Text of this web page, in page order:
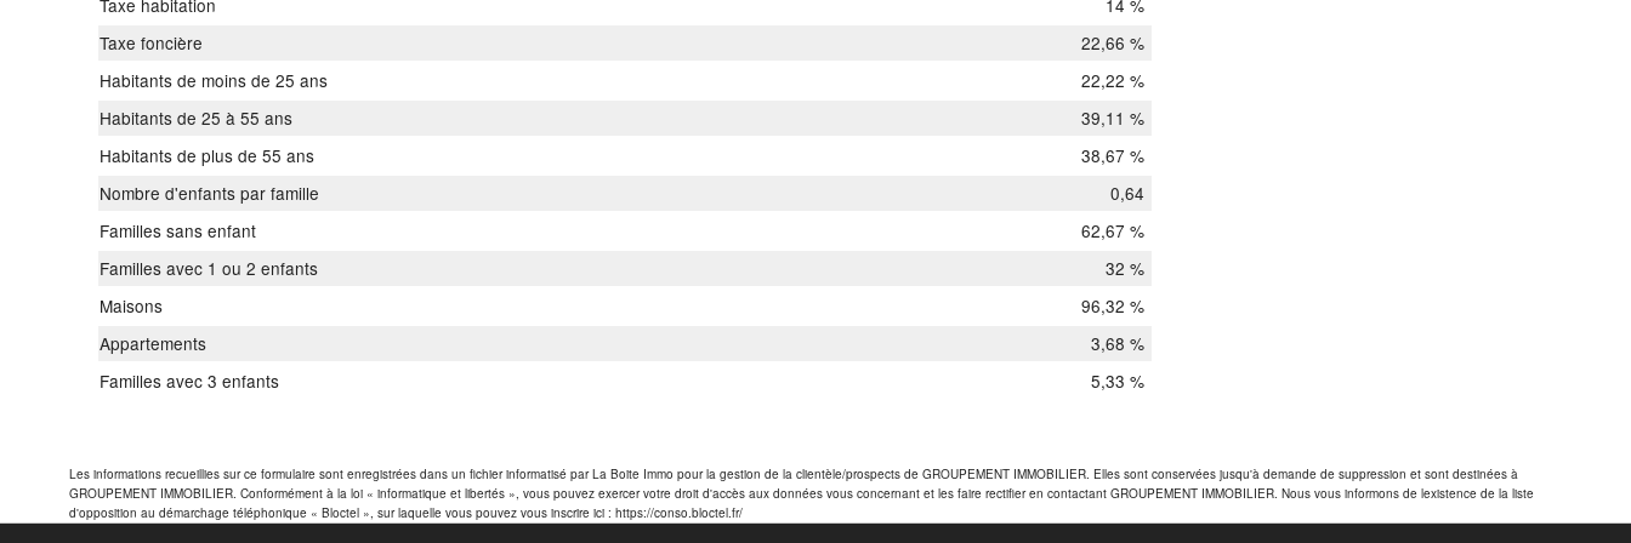
Taxe habitation
14 %
Taxe foncière
22,66 %
Habitants de moins de 25 ans
22,22 %
Habitants de 25 à 55 ans
39,11 %
Habitants de plus de 55 ans
38,67 %
Nombre d'enfants par famille
0,64
Familles sans enfant
62,67 %
Familles avec 1 ou 2 enfants
32 %
Maisons
96,32 %
Appartements
3,68 %
Familles avec 3 enfants
5,33 %
Les informations recueillies sur ce formulaire sont enregistrées dans un fichier informatisé par La Boite Immo pour la gestion de la clientèle/prospects de GROUPEMENT IMMOBILIER. Elles sont conservées jusqu'à demande de suppression et sont destinées à
GROUPEMENT IMMOBILIER. Conformément à la loi « informatique et libertés », vous pouvez exercer votre droit d'accès aux données vous concernant et les faire rectifier en contactant GROUPEMENT IMMOBILIER. Nous vous informons de lexistence de la liste
d'opposition au démarchage téléphonique « Bloctel », sur laquelle vous pouvez vous inscrire ici : https://conso.bloctel.fr/